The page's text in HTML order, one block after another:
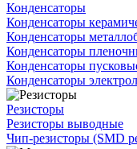
Конденсаторы
Конденсаторы
Конденсаторы
Конденсаторы
Конденсаторы
Конденсаторы
Резисторы
Резисторы выводные
Чип-резисторы (SMD